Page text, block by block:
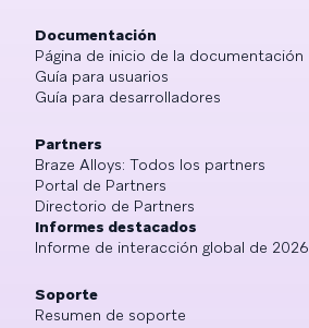
Documentación
Página de inicio de la documentación
Guía para usuarios
Guía para desarrolladores
Partners
Braze Alloys: Todos los partners
Portal de Partners
Directorio de Partners
Informes destacados
Informe de interacción global de 2026
Soporte
Resumen de soporte